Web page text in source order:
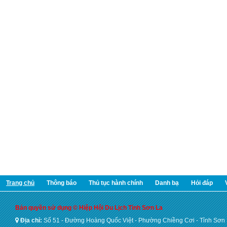
Trang chủ Thông báo Thủ tục hành chính Danh bạ Hỏi đáp
Bản quyền sử dụng © Hiệp Hội Du Lịch Tỉnh Sơn La
Địa chỉ:Số 51 - Đường Hoàng Quốc Việt - Phường Chiềng Cơi - Tỉnh Sơn